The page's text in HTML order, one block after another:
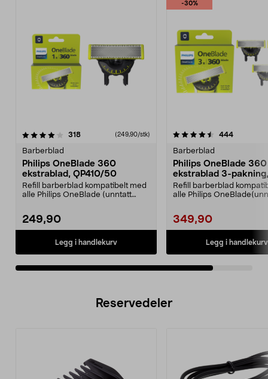
318anmeldelser(249,90/stk)
Barberblad
Philips OneBlade 360
ekstrablad, QP410/50
Refill barberblad kompatibelt med
alle Philips OneBlade (unntatt
249,90
Legg i handlekurv
-30%
4.5av 5 stjerner 444
Barberblad
Philips OneBlade 360
ekstrablad 3-pakning,
QP430/50
Refill barberblad
alle Philips
349,90
Legg i handlekurv
Reservedeler